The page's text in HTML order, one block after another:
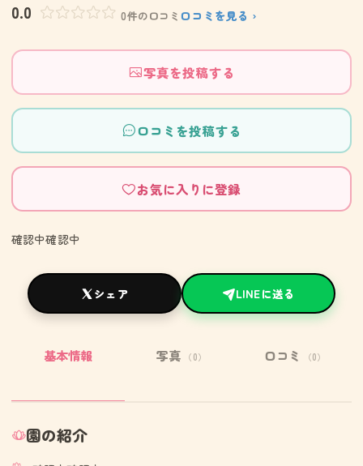
0.0 0件の口コミ 口コミを見る ›
写真を投稿する
口コミを投稿する
お気に入りに登録
確認中確認中
シェア LINEに送る
基本情報 写真 （0） 口コミ （0）
園の紹介